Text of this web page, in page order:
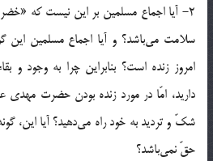
2- آیا اجماع مسلمین بر این نیست که «خضر»
سلامت می‌باشد؟ و آیا اجماع مسلمین این
امروز زنده است؟ بنابراین چرا به وجود و
دارید، امّا در مورد زنده بودن حضرت مهدی
شکّ و تردید به خود راه می‌دهید؟ آیا این،
حقّ نمی‌باشد؟